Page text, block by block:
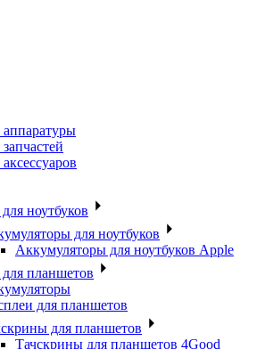
ноутбуков
для ноутбуков
Аккумуляторы для ноутбуков Apple
для планшетов
для планшетов
для планшетов
Тачскрины для планшетов 4Good